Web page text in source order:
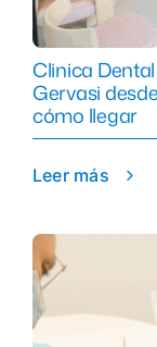
Clinica
Gervasi
cómo llegar
Leer más